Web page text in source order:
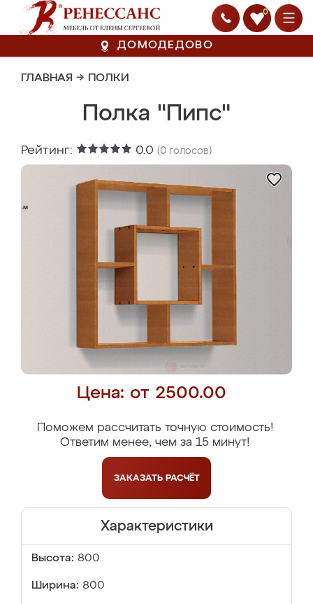
0
ДОМОДЕДОВО
ГЛАВНАЯ → ПОЛКИ
Полка "Пипс"
Рейтинг: 0.0 (0 голосов)
Цена: от 2500.00
Поможем рассчитать точную стоимость!
Ответим менее, чем за 15 минут!
ЗАКАЗАТЬ РАСЧЁТ
Характеристики
Высота: 800
Ширина: 800